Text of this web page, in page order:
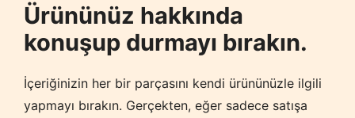
Ürününüz hakkında
konuşup durmayı bırakın.
İçeriğinizin her bir parçasını kendi ürününüzle ilgili
yapmayı bırakın. Gerçekten, eğer sadece satışa